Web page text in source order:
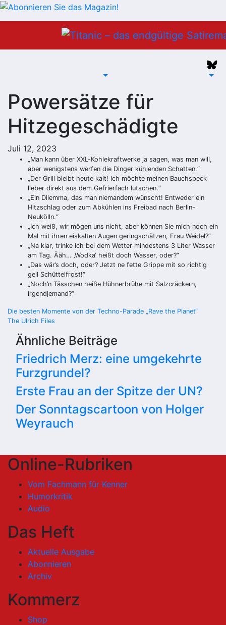
Powersätze für
Hitzegeschädigte
Juli 12, 2023
„Man kann über XXL-Kohlekraftwerke ja sagen, was man will,
aber wenigstens werfen die Dinger kühlenden Schatten.“
„Der Grill bleibt heute kalt! Ich möchte meinen Bauchspeck
lieber direkt aus dem Gefrierfach lutschen.“
„Ein Dilemma, das man niemandem wünscht! Entweder ein
Hitzschlag oder zum Abkühlen ins Freibad nach Berlin-
Neukölln.“
„Ich weiß, wir mögen uns nicht, aber können Sie mich noch ein
Mal mit ihren eiskalten Augen geringschätzen, Frau Weidel?“
„Na klar, trinke ich bei dem Wetter mindestens 3 Liter Wasser
am Tag. Ääh… ‚Wodka‘ heißt doch Wasser, oder?“
„Das wär’s doch, oder? Jetzt ne fette Grippe mit so richtig
geil Schüttelfrost!“
„Noch’n Tässchen heiße Hühnerbrühe mit Salzcräckern,
irgendjemand?“
Beitragsnavigation
Die besten Momente von der Techno-Parade „Rave the Planet“
The Ulrich Files
Ähnliche Beiträge
Friedrich Merz: eine umgekehrte
Furzgrundel?
Erste Frau an der Spitze der UN?
Der Sonntagscartoon von Holger
Weyrauch
Online-Rubriken
Vom Fachmann für Kenner
Humorkritik
Audio
Das Heft
Aktuelle Ausgabe
Abonnieren
Archiv
Kommerz
Shop